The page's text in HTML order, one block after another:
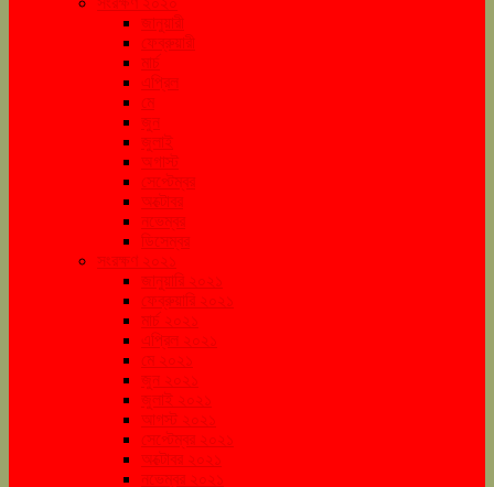
জানুয়ারী
ফেব্রুয়ারী
মার্চ
এপ্রিল
মে
জুন
জুলাই
অগাস্ট
সেপ্টেম্বর
অক্টোবর
নভেম্বর
ডিসেম্বর
সংরক্ষণ ২০২১
জানুয়ারি ২০২১
ফেব্রুয়ারি ২০২১
মার্চ ২০২১
এপ্রিল ২০২১
মে ২০২১
জুন ২০২১
জুলাই ২০২১
আগস্ট ২০২১
সেপ্টেম্বর ২০২১
অক্টোবর ২০২১
নভেম্বর ২০২১